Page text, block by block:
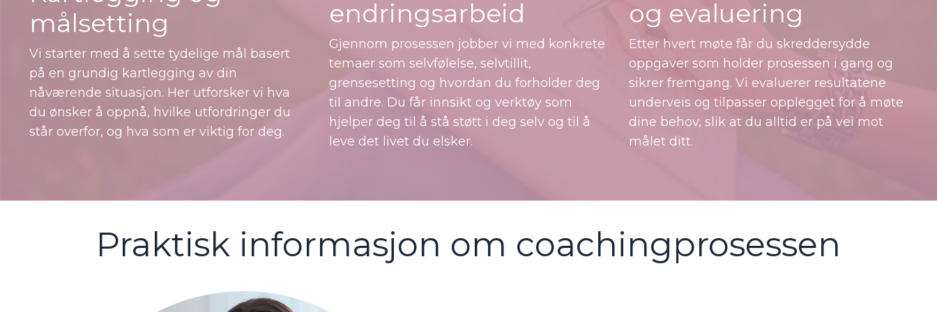
målsetting
Vi starter med å sette tydelige mål basert
på en grundig kartlegging av din
nåværende situasjon. Her utforsker vi hva
du ønsker å oppnå, hvilke utfordringer du
står overfor, og hva som er viktig for deg.
endringsarbeid
Gjennom prosessen jobber vi med konkrete
temaer som selvfølelse, selvtillit,
grensesetting og hvordan du forholder deg
til andre. Du får innsikt og verktøy som
hjelper deg til å stå støtt i deg selv og til å
leve det livet du elsker.
og evaluering
Etter hvert møte får du skreddersydde
oppgaver som holder prosessen i gang og
sikrer fremgang. Vi evaluerer resultatene
underveis og tilpasser opplegget for å møte
dine behov, slik at du alltid er på vei mot
målet ditt.
Praktisk informasjon om coachingprosessen